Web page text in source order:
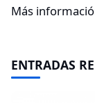
Más
ENTRADAS